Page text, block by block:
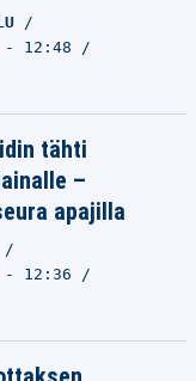
- 12:48
tähti
–
apajilla
- 12:36